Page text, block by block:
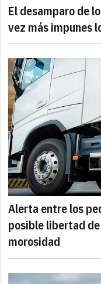
El desamparo de
vez más impunes
Alerta entre los
posible libertad
morosidad